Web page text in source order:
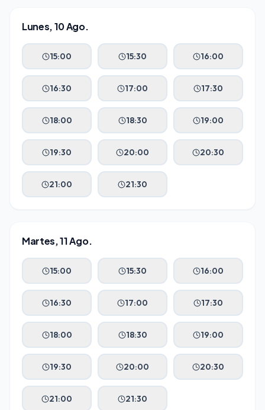
Lunes, 10 Ago.
15:00 15:30 16:00
16:30 17:00 17:30
18:00 18:30 19:00
19:30 20:00 20:30
21:00 21:30
Martes, 11 Ago.
15:00 15:30 16:00
16:30 17:00 17:30
18:00 18:30 19:00
19:30 20:00 20:30
21:00 21:30